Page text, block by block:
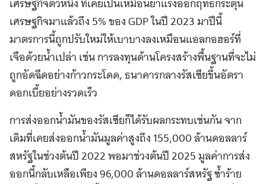
เศรษฐกิจมาแล้วถึง 5% ของ GDP ในปี 2023 มาปีนี้
มาตรการนี้ถูกปรับใหม่ให้เบาบางลงเหมือนแอลกอฮอร์ที่
เจือด้วยน้ำเปล่า เช่น การลงทุนด้านโครงสร้างพื้นฐานที่จะไม่
ถูกอัดฉีดอย่างก้าวกระโดด, ธนาคารกลางรัสเซียขึ้นอัตรา
ดอกเบี้ยอย่างรวดเร็ว
การส่งออกน้ำมันของรัสเซียก็ได้รับผลกระทบเช่นกัน จาก
เดิมที่เคยส่งออกน้ำมันมูลค่าสูงถึง 155,000 ล้านดอลลาร์
สหรัฐในช่วงต้นปี 2022 พอมาช่วงต้นปี 2025 มูลค่าการส่ง
ออกนี้กลับเหลือเพียง 96,000 ล้านดอลลาร์สหรัฐ ซ้ำร้าย